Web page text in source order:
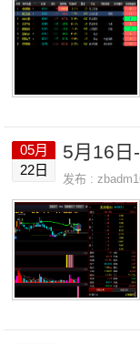
05月
22日
发布 :